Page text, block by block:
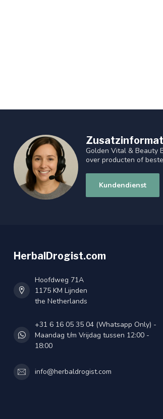
Golden Vital & Beauty
over producten of
Kundendienst
HerbalDrogist.com
Hoofdweg 71A
1175 KM Lijnden
the Netherlands
+31 6 16 05 35 04 (Whatsapp Only) -
Maandag t/m Vrijdag tussen 12:00 -
18:00
info@herbaldrogist.com